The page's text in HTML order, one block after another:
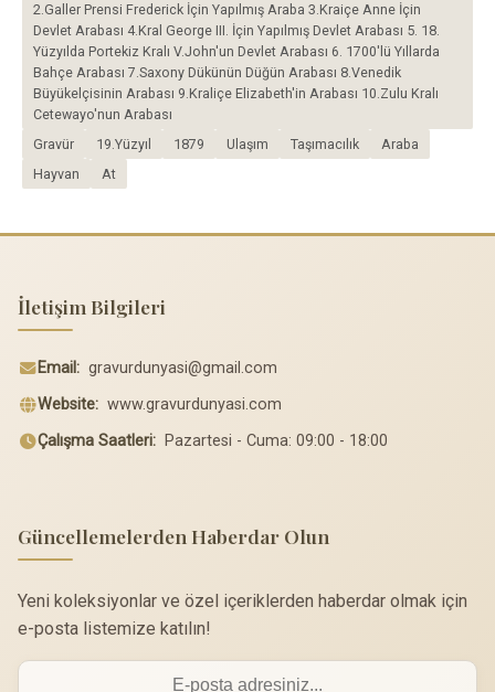
2.Galler Prensi Frederick İçin Yapılmış Araba 3.Kraiçe Anne İçin
Devlet Arabası 4.Kral George III. İçin Yapılmış Devlet Arabası 5. 18.
Yüzyılda Portekiz Kralı V.John'un Devlet Arabası 6. 1700'lü Yıllarda
Bahçe Arabası 7.Saxony Dükünün Düğün Arabası 8.Venedik
Büyükelçisinin Arabası 9.Kraliçe Elizabeth'in Arabası 10.Zulu Kralı
Cetewayo'nun Arabası
Gravür
19.Yüzyıl 1879 Ulaşım Taşımacılık
Araba
Hayvan
At
İletişim Bilgileri
Email: gravurdunyasi@gmail.com
Website: www.gravurdunyasi.com
Çalışma Saatleri: Pazartesi - Cuma: 09:00 - 18:00
Güncellemelerden Haberdar Olun
Yeni koleksiyonlar ve özel içeriklerden haberdar olmak için
e-posta listemize katılın!